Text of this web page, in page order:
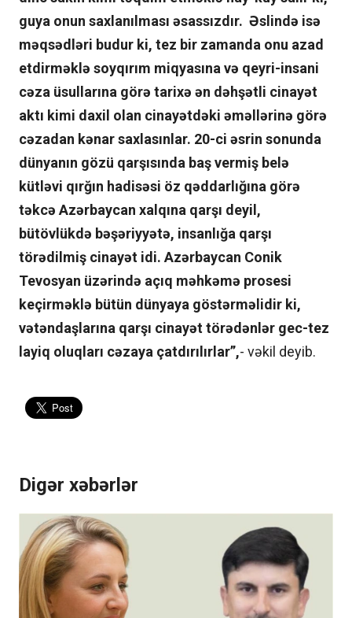
guya onun saxlanılması əsassızdır. Əslində isə
məqsədləri budur ki, tez bir zamanda onu azad
etdirməklə soyqırım miqyasına və qeyri-insani
cəza üsullarına görə tarixə ən dəhşətli cinayət
aktı kimi daxil olan cinayətdəki əməllərinə görə
cəzadan kənar saxlasınlar. 20-ci əsrin sonunda
dünyanın gözü qarşısında baş vermiş belə
kütləvi qırğın hadisəsi öz qəddarlığına görə
təkcə Azərbaycan xalqına qarşı deyil,
bütövlükdə bəşəriyyətə, insanlığa qarşı
törədilmiş cinayət idi. Azərbaycan Conik
Tevosyan üzərində açıq məhkəmə prosesi
keçirməklə bütün dünyaya göstərməlidir ki,
vətəndaşlarına qarşı cinayət törədənlər gec-tez
layiq oluqları cəzaya çatdırılırlar”,- vəkil deyib.
Digər xəbərlər